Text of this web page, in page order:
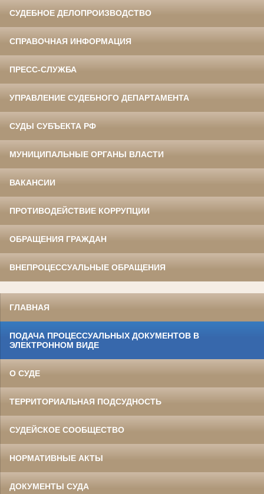
СУДЕБНОЕ ДЕЛОПРОИЗВОДСТВО
СПРАВОЧНАЯ ИНФОРМАЦИЯ
ПРЕСС-СЛУЖБА
УПРАВЛЕНИЕ СУДЕБНОГО ДЕПАРТАМЕНТА
СУДЫ СУБЪЕКТА РФ
МУНИЦИПАЛЬНЫЕ ОРГАНЫ ВЛАСТИ
ВАКАНСИИ
ПРОТИВОДЕЙСТВИЕ КОРРУПЦИИ
ОБРАЩЕНИЯ ГРАЖДАН
ВНЕПРОЦЕССУАЛЬНЫЕ ОБРАЩЕНИЯ
ГЛАВНАЯ
ПОДАЧА ПРОЦЕССУАЛЬНЫХ ДОКУМЕНТОВ В
ЭЛЕКТРОННОМ ВИДЕ
О СУДЕ
ТЕРРИТОРИАЛЬНАЯ ПОДСУДНОСТЬ
СУДЕЙСКОЕ СООБЩЕСТВО
НОРМАТИВНЫЕ АКТЫ
ДОКУМЕНТЫ СУДА